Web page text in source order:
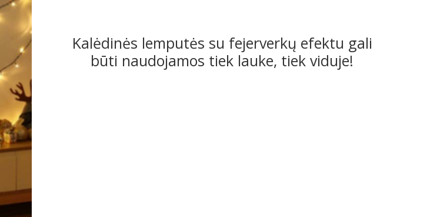
Kalėdinės lemputės su fejerverkų efektu gali
būti naudojamos tiek lauke, tiek viduje!